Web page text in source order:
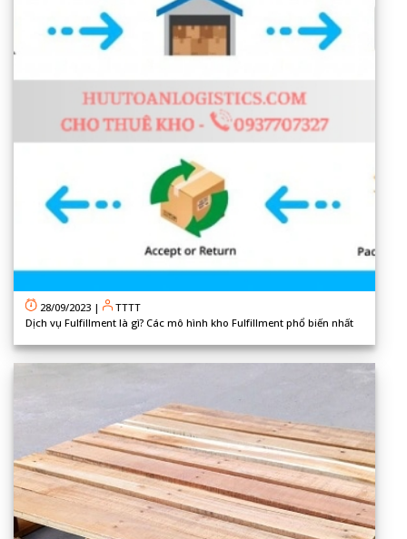
28/09/2023 |
TTTT
Dịch vụ Fulfillment là gì? Các mô hình kho Fulfillment phổ biến nhất